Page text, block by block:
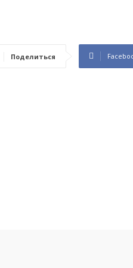
Поделиться